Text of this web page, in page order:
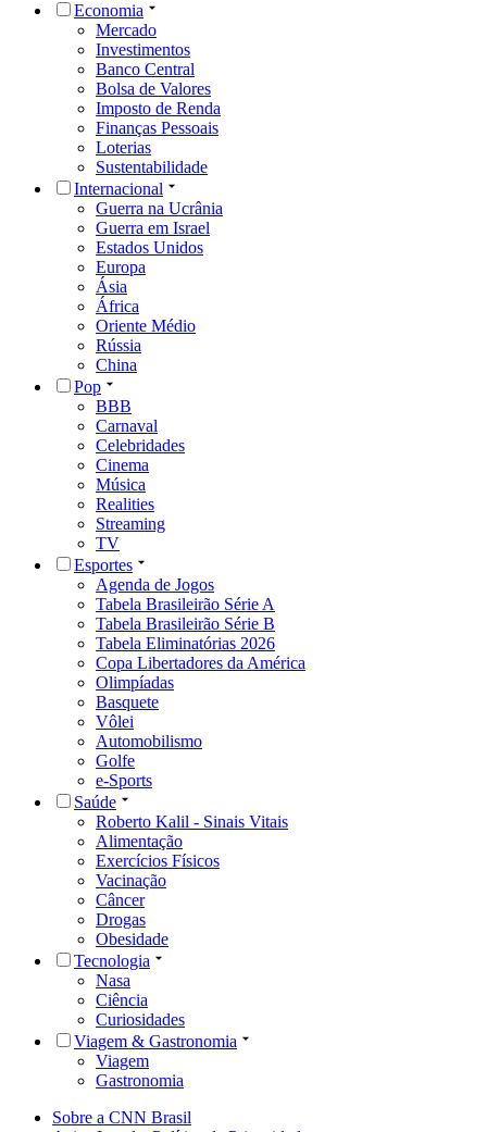
Economia
Mercado
Investimentos
Banco Central
Bolsa de Valores
Imposto de Renda
Finanças Pessoais
Loterias
Sustentabilidade
Internacional
Guerra na Ucrânia
Guerra em Israel
Estados Unidos
Europa
Ásia
África
Oriente Médio
Rússia
China
Pop
BBB
Carnaval
Celebridades
Cinema
Música
Realities
Streaming
TV
Esportes
Agenda de Jogos
Tabela Brasileirão Série A
Tabela Brasileirão Série B
Tabela Eliminatórias 2026
Copa Libertadores da América
Olimpíadas
Basquete
Vôlei
Automobilismo
Golfe
e-Sports
Saúde
Roberto Kalil - Sinais Vitais
Alimentação
Exercícios Físicos
Vacinação
Câncer
Drogas
Obesidade
Tecnologia
Nasa
Ciência
Curiosidades
Viagem & Gastronomia
Viagem
Gastronomia
Sobre a CNN Brasil